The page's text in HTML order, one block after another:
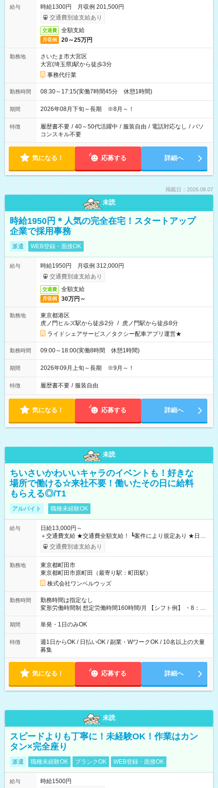
給与
時給1300円 月収例 201,500円
交通費別途支給あり
交通費 全額支給
月収例 20～25万円
勤務地
さいたま市大宮区
大宮(埼玉県)駅から徒歩3分
事務代行業
勤務時間 08:30～17:15(実働7時間45分 休憩1時間)
期間 2026年08月下旬～長期 ※8月～！
特徴 履歴書不要 / 40～50代活躍中 / 服装自由 / 電話対応なし / パソ
コンスキル不要
気になる！ 応募する 詳細へ
掲載日：2026.08.07
未読
時給1950円＊人気の完全在宅！スタートアップ
企業で採用事務
派遣 WEB登録・面接OK
給与
時給1950円 月収例 312,000円
交通費別途支給あり
交通費 全額支給
月収例 30万円～
勤務地
東京都港区
虎ノ門ヒルズ駅から徒歩2分 / 虎ノ門駅から徒歩8分
ライドシェアサービス／タクシー配車アプリ運営★
勤務時間 09:00～18:00(実働8時間 休憩1時間)
期間 2026年09月上旬～長期 ※9月～！
特徴 履歴書不要 / 服装自由
気になる！ 応募する 詳細へ
未読
ちいさいかわいいキャラのイベントも！好きな
場所で働ける☆来社不要！働いたその日に給料
もらえる◎/T1
アルバイト 職種未経験OK
給与
日給13,000円～
＋交通費支給 ★交通費全額支給！ ┗案件により規定あり ★日払
いOK！（規定あり） ┗働いたその日に現金GET♪ お仕事後はコ
ンビニATMから 日払い分を引き落とせます！ 【試用期間】試
交通費別途支給あり
勤務地
東京都町田市
東京都町田市原町田（最寄り駅：町田駅）
株式会社ワンベルウッズ
勤務時間
勤務時間は指定なし
変形労働時間制 想定労働時間160時間/月 【シフト例】 ・8：00
～21：00
期間 単発・1日のみOK
特徴
週1日からOK / 日払いOK / 副業・WワークOK / 10名以上の大量
募集
気になる！ 応募する 詳細へ
未読
スピードよりも丁寧に！未経験OK！作業はカン
タン×完全座り
派遣 職種未経験OK ブランクOK WEB登録・面接OK
給与
時給1500円